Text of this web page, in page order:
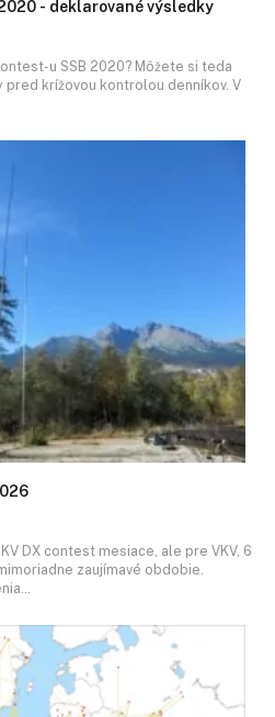
- deklarované výsledky
u SSB 2020? Môžete si teda
krížovou kontrolou denníkov. V
DX contest mesiace, ale pre VKV, 6
zaujímavé obdobie.